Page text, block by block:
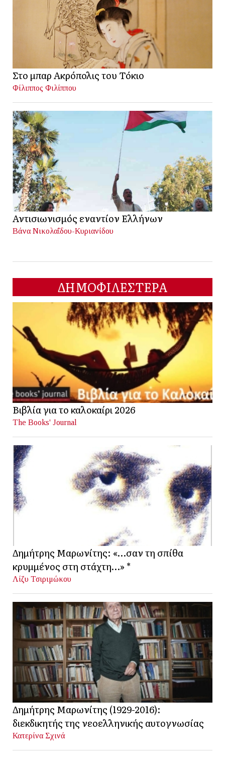
Στο μπαρ Ακρόπολις του Τόκιο
Φίλιππος Φιλίππου
Αντισιωνισμός εναντίον Ελλήνων
Βάνα Νικολαΐδου-Κυριανίδου
ΔΗΜΟΦΙΛΕΣΤΕΡΑ
Βιβλία για το καλοκαίρι 2026
The Books' Journal
Δημήτρης Μαρωνίτης: «…σαν τη σπίθα
κρυμμένος στη στάχτη…» *
Λίζυ Τσιριμώκου
Δημήτρης Μαρωνίτης (1929-2016):
διεκδικητής της νεοελληνικής αυτογνωσίας
Κατερίνα Σχινά